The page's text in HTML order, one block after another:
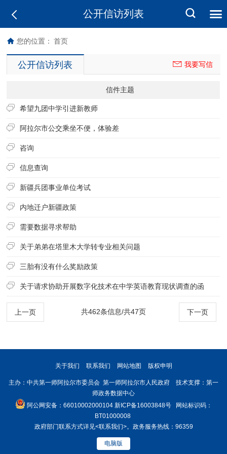
公开信访列表
您的位置： 首页
我要写信
公开信访列表
信件主题
希望九团中学引进新教师
阿拉尔市公交乘坐不便，体验差
咨询
信息查询
新疆兵团事业单位考试
内地迁户新疆政策
需要数据寻求帮助
关于弟弟在塔里木大学转专业相关问题
三胎有没有什么奖励政策
关于请求协助开展数字化技术在中学英语教育现状调查的函
上一页 下一页
共462条信息/共47页
关于我们 联系我们 网站地图 版权申明
主办：中共第一师阿拉尔市委员会 第一师阿拉尔市人民政府 技术支撑：第一
师政务数据中心
阿公网安备：66010002000104 新ICP备16003848号网站标识码：
BT01000008
政府部门联系方式详见<联系我们>。政务服务热线：96359
电脑版